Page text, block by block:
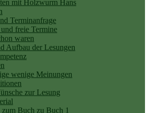
mit Holzwurm Hans
Terminanfrage
freie Termine
waren
Aufbau der Lesungen
wenige Meinungen
zur Lesung
Buch zu Buch 1